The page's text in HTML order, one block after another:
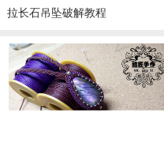
拉长石吊坠破解教程